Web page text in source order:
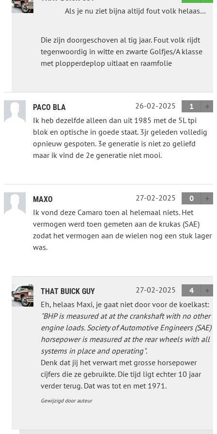
Als je nu ziet bijna altijd fout volk helaas…
Die zijn doorgeschoven al tig jaar. Fout volk rijdt
tegenwoordig in witte en zwarte Golfjes/A klasse
met plopperdeplop uitlaat en raamfolie
PACO BLA 26-02-2025
1
Ik heb dezelfde alleen dan uit 1985 met de 5L tpi
blok en optische in goede staat. 3jr geleden volledig
opnieuw gespoten. 3e generatie is niet zo geliefd
maar ik vind de 2e generatie niet mooi.
MAXO 27-02-2025
0
Ik vond deze Camaro toen al helemaal niets. Het
vermogen werd toen gemeten aan de krukas (SAE)
zodat het vermogen aan de wielen nog een stuk lager
was.
THAT BUICK GUY 27-02-2025
4
Eh, helaas Maxi, je gaat niet door voor de koelkast:
"BHP is measured at at the crankshaft with no other
engine loads. Society of Automotive Engineers (SAE)
horsepower is measured at the rear wheels with all
systems in place and operating".
Denk dat jij het verwart met grosse horsepower
cijfers die ze gebruikte. Die tijd ligt echter 10 jaar
verder terug. Dat was tot en met 1971.
Gewijzigd door auteur